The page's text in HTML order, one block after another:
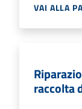
VAI ALLA
raccolta